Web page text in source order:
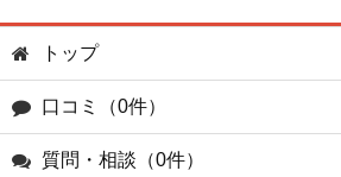
トップ
口コミ（0件）
質問・相談（0件）